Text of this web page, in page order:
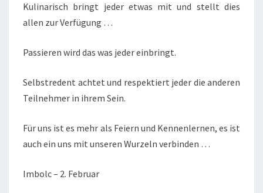
Kulinarisch bringt jeder etwas mit und stellt dies
allen zur Verfügung …
Passieren wird das was jeder einbringt.
Selbstredent achtet und respektiert jeder die anderen
Teilnehmer in ihrem Sein.
Für uns ist es mehr als Feiern und Kennenlernen, es ist
auch ein uns mit unseren Wurzeln verbinden …
Imbolc – 2. Februar